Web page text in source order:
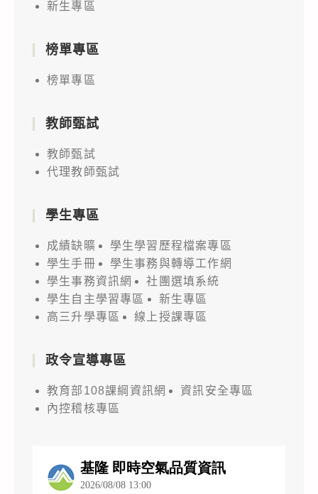
新生專區
榜單專區
榜單專區
教師甄試
教師甄試
代理教師甄試
學生專區
成績缺曠
學生學習歷程檔案專區
學生手冊
學生事務與轉導工作網
學生事務資訊網
社團選填系統
學生自主學習專區
新生專區
高三升學專區
線上授課專區
政令宣導專區
教育部108課綱資訊網
資訊安全專區
內控稽核專區